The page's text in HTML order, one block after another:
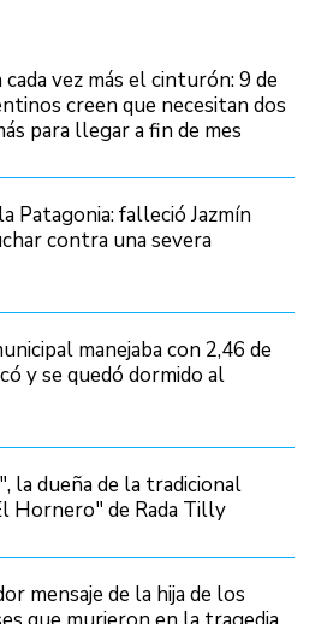
vez más el cinturón: 9 de
creen que necesitan dos
para llegar a fin de mes
Patagonia: falleció Jazmín
contra una severa
manejaba con 2,46 de
y se quedó dormido al
la dueña de la tradicional
Hornero" de Rada Tilly
mensaje de la hija de los